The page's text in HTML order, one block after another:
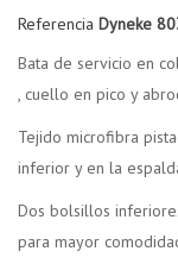
Referencia Dyneke
Bata de servicio en
, cuello en pico y
Tejido microfibra
inferior y en la
Dos bolsillos
para mayor